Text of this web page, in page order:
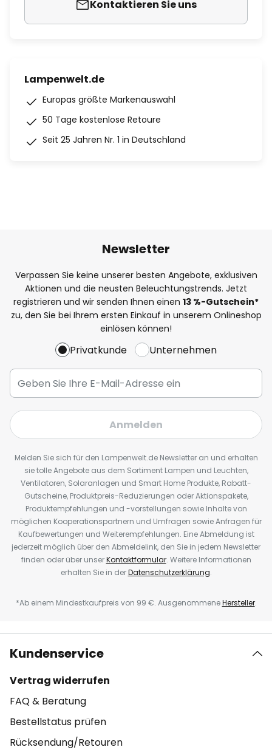
Kontaktieren Sie uns
Lampenwelt.de
Europas größte Markenauswahl
50 Tage kostenlose Retoure
Seit 25 Jahren Nr. 1 in Deutschland
Newsletter
Verpassen Sie keine unserer besten Angebote, exklusiven
Aktionen und die neusten Beleuchtungstrends. Jetzt
registrieren und wir senden Ihnen einen 13 %-Gutschein*
zu, den Sie bei Ihrem ersten Einkauf in unserem Onlineshop
einlösen können!
Privatkunde Unternehmen
Anmelden
Melden Sie sich für den Lampenwelt.de Newsletter an und erhalten
sie tolle Angebote aus dem Sortiment Lampen und Leuchten,
Ventilatoren, Solaranlagen und Smart Home Produkte, Rabatt-
Gutscheine, Produktpreis-Reduzierungen oder Aktionspakete,
Produktempfehlungen und -vorstellungen sowie Inhalte von
möglichen Kooperationspartnern und Umfragen sowie Anfragen für
Kaufbewertungen und Weiterempfehlungen. Eine Abmeldung ist
jederzeit möglich über den Abmeldelink, den Sie in jedem Newsletter
finden oder über unserKontaktformular. Weitere Informationen
erhalten Sie in derDatenschutzerklärung.
*Ab einem Mindestkaufpreis von 99 €. AusgenommeneHersteller.
Kundenservice
Vertrag widerrufen
FAQ & Beratung
Bestellstatus prüfen
Rücksendung/Retouren